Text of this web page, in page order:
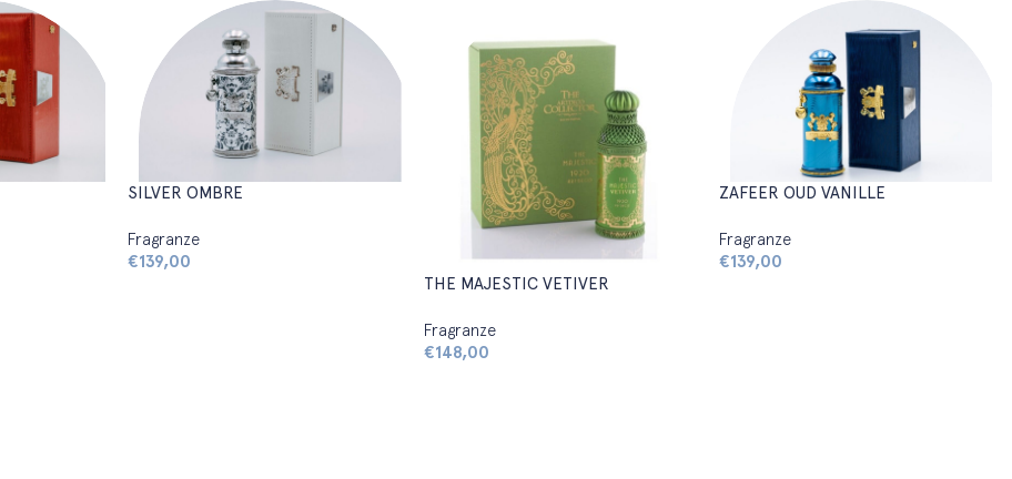
SILVER OMBRE
Fragranze
€139,00
THE MAJESTIC VETIVER
Fragranze
€148,00
ZAFEER OUD VANILLE
Fragranze
€139,00